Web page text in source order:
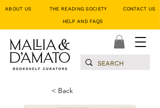
ABOUT US THE READING SOCIETY CONTACT
HELP AND FAQS
< Back